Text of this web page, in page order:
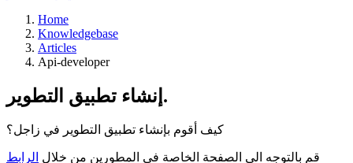
Home
Knowledgebase
Articles
Api-developer
إنشاء تطبيق التطوير.
كيف أقوم بإنشاء تطبيق التطوير في زاجل؟
قم بالتوجه الى الصفحة الخاصة في المطورين من خلال الرابط